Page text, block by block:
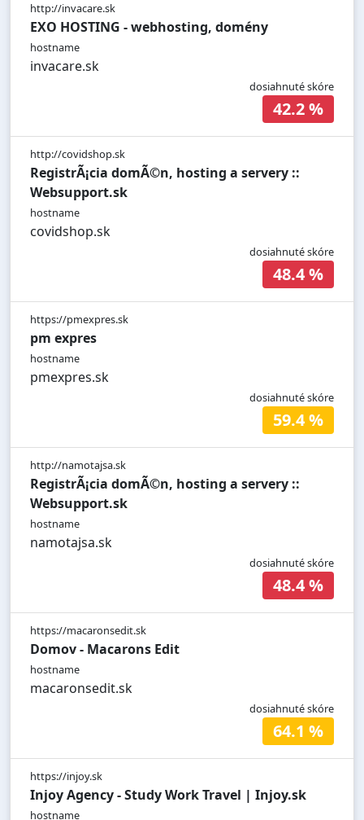
http://invacare.sk
EXO HOSTING - webhosting, domény
hostname
invacare.sk
dosiahnuté skóre
42.2 %
http://covidshop.sk
RegistrÃ¡cia domÃ©n, hosting a servery ::
Websupport.sk
hostname
covidshop.sk
dosiahnuté skóre
48.4 %
https://pmexpres.sk
pm expres
hostname
pmexpres.sk
dosiahnuté skóre
59.4 %
http://namotajsa.sk
RegistrÃ¡cia domÃ©n, hosting a servery ::
Websupport.sk
hostname
namotajsa.sk
dosiahnuté skóre
48.4 %
https://macaronsedit.sk
Domov - Macarons Edit
hostname
macaronsedit.sk
dosiahnuté skóre
64.1 %
https://injoy.sk
Injoy Agency - Study Work Travel | Injoy.sk
hostname